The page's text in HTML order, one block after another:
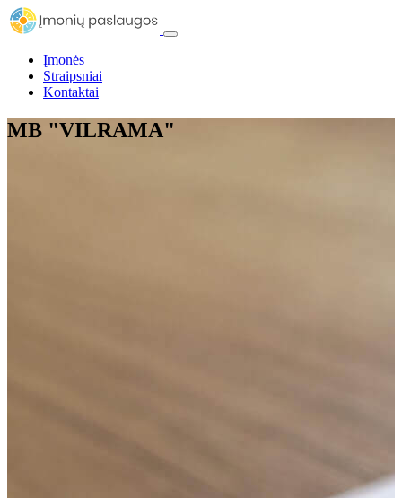
Įmonės
Straipsniai
Kontaktai
MB "VILRAMA"